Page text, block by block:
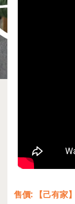
售價: 【己有家】